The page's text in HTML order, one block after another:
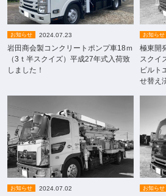
お知らせ 2024.07.23
岩田商会製コンクリートポンプ車18ｍ
（3ｔ半スクイズ）平成27年式入荷致
しました！
お知らせ
極東開
スクイ
ビルト
せ替え
お知らせ 2024.07.02 お知らせ